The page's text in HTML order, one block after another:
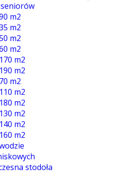
m2
m2
m2
m2
m2
m2
m2
m2
m2
m2
m2
m2
stodoła